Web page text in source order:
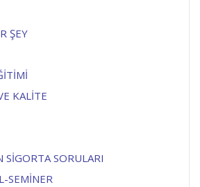
ŞEY
KALİTE
SİGORTA SORULARI
SEMİNER